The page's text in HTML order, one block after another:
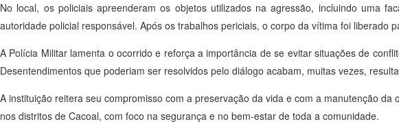
No local, os policiais apreenderam os objetos utilizados na agressão, incluindo uma
autoridade policial responsável. Após os trabalhos periciais, o corpo da vítima foi liberado
A Polícia Militar lamenta o ocorrido e reforça a importância de se evitar situações de
Desentendimentos que poderiam ser resolvidos pelo diálogo acabam, muitas vezes,
A instituição reitera seu compromisso com a preservação da vida e com a manutenção
nos distritos de Cacoal, com foco na segurança e no bem-estar de toda a comunidade.